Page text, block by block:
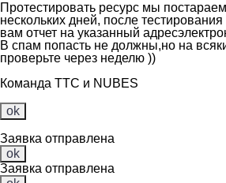
Протестировать ресурс мы
нескольких дней, после
вам отчет на указанный
В спам попасть не должны,но на
проверьте через неделю ))
Команда ТТС и NUBES
ok
Заявка отправлена
ok
Заявка отправлена